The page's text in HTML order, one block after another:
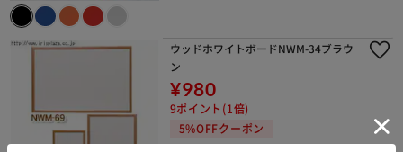
ウッドホワイトボードNWM-34ブラウ
ン
¥980
9ポイント(1倍)
5%OFFクーポン